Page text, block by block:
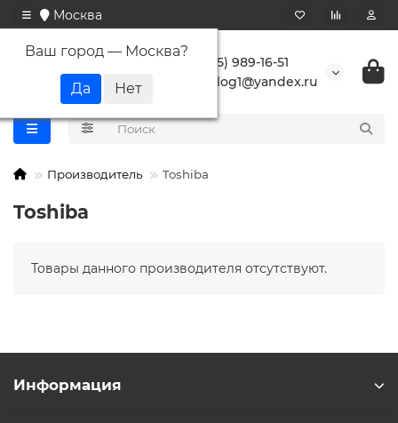
Москва
Ваш город — Москва?
+7 (495) 989-16-51
buranlog1@yandex.ru
Производитель Toshiba
Toshiba
Товары данного производителя отсутствуют.
Информация